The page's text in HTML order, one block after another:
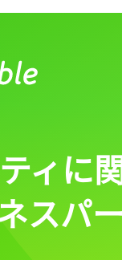
ィに
スパ